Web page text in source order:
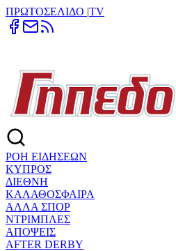
ΠΡΩΤΟΣΕΛΙΔΟ |TV
ΡΟΗ ΕΙΔΗΣΕΩΝ
ΚΥΠΡΟΣ
ΔΙΕΘΝΗ
ΚΑΛΑΘΟΣΦΑΙΡΑ
ΑΛΛΑ ΣΠΟΡ
ΝΤΡΙΜΠΛΕΣ
ΑΠΟΨΕΙΣ
AFTER DERBY